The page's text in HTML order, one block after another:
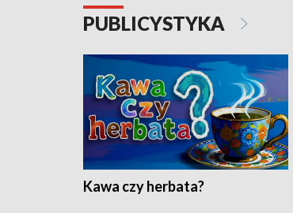
PUBLICYSTYKA
Kawa czy herbata?